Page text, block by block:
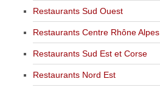
Restaurants Sud Ouest
Restaurants Centre Rhône Alpes
Restaurants Sud Est et Corse
Restaurants Nord Est